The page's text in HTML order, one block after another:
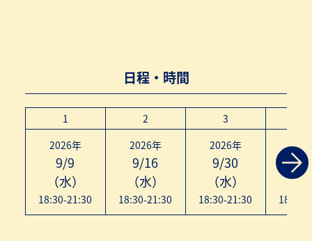
日程・時間
1 2 3
2026年
9/9
（水）
18:30-21:30
2026年
9/16
（水）
18:30-21:30
2026年
9/30
（水）
18:30-21:30
10/
（
18:30-